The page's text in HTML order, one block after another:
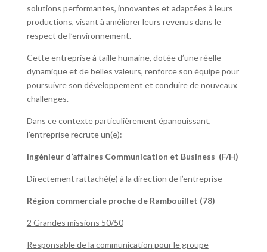
solutions performantes, innovantes et adaptées à leurs
productions, visant à améliorer leurs revenus dans le
respect de l’environnement.
Cette entreprise à taille humaine, dotée d’une réelle
dynamique et de belles valeurs, renforce son équipe pour
poursuivre son développement et conduire de nouveaux
challenges.
Dans ce contexte particulièrement épanouissant,
l’entreprise recrute un(e):
Ingénieur d’affaires Communication et Business (F/H)
Directement rattaché(e) à la direction de l’entreprise
Région commerciale proche de Rambouillet (78)
2 Grandes missions 50/50
Responsable de la communication pour le groupe